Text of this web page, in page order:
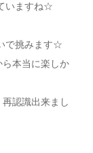
いますね☆
で挑みます☆
本当に楽しか
認識出来まし